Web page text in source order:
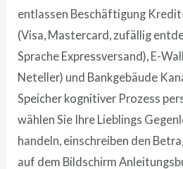
entlassen Beschäftigung
(Visa, Mastercard, zufällig
Sprache Expressversand), E-
Neteller) und Bankgebäude
Speicher kognitiver Prozess
wählen Sie Ihre Lieblings
handeln, einschreiben den
auf dem Bildschirm